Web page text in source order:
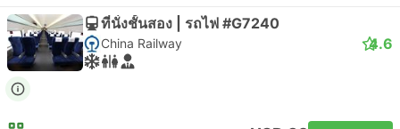
ที่นั่งชั้นสอง | รถไฟ #G7240
China Railway 4.6